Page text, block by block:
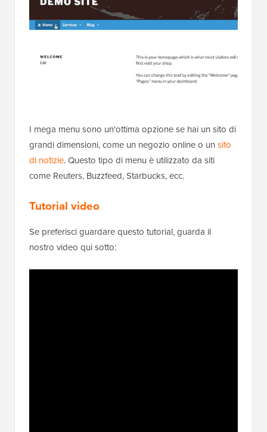
I mega menu sono un'ottima opzione se hai un sito di
grandi dimensioni, come un negozio online o un sito
di notizie. Questo tipo di menu è utilizzato da siti
come Reuters, Buzzfeed, Starbucks, ecc.
Tutorial video
Se preferisci guardare questo tutorial, guarda il
nostro video qui sotto: